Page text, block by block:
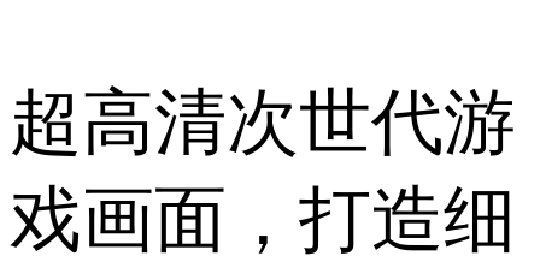
超高清次世代游
戏画面，打造细